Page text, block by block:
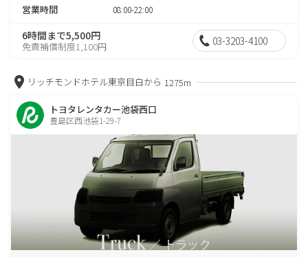
営業時間 08:00-22:00
6時間まで5,500円
免責補償制度1,100円 03-3203-4100
リッチモンドホテル東京目白から 1275m
トヨタレンタカー池袋西口
豊島区西池袋1-29-7